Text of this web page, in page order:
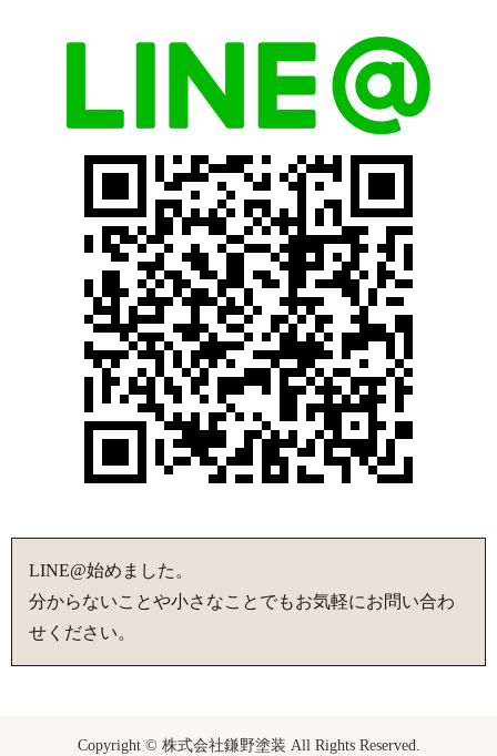
LINE@始めました。
分からないことや小さなことでもお気軽にお問い合わ
せください。
Copyright © 株式会社鎌野塗装 All Rights Reserved.